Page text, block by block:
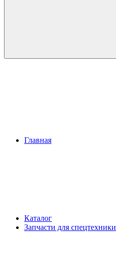
Главная
Каталог
Запчасти для спецтехники